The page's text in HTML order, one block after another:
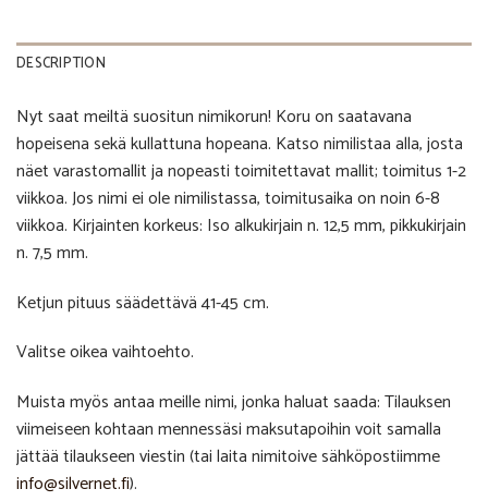
DESCRIPTION
Nyt saat meiltä suositun nimikorun! Koru on saatavana
hopeisena sekä kullattuna hopeana. Katso nimilistaa alla, josta
näet varastomallit ja nopeasti toimitettavat mallit; toimitus 1-2
viikkoa. Jos nimi ei ole nimilistassa, toimitusaika on noin 6-8
viikkoa. Kirjainten korkeus: Iso alkukirjain n. 12,5 mm, pikkukirjain
n. 7,5 mm.
Ketjun pituus säädettävä 41-45 cm.
Valitse oikea vaihtoehto.
Muista myös antaa meille nimi, jonka haluat saada: Tilauksen
viimeiseen kohtaan mennessäsi maksutapoihin voit samalla
jättää tilaukseen viestin (tai laita nimitoive sähköpostiimme
info@silvernet.fi).